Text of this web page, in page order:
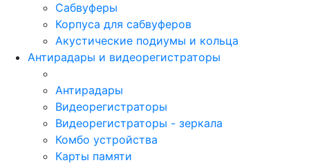
Сабвуферы
Корпуса для сабвуферов
Акустические подиумы и кольца
Антирадары и видеорегистраторы
Антирадары
Видеорегистраторы
Видеорегистраторы - зеркала
Комбо устройства
Карты памяти